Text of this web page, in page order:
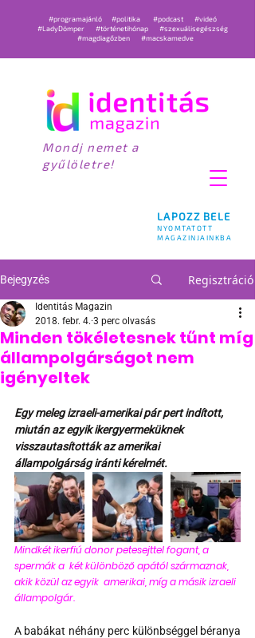
LAPOZZ BELE
NYOMTATOTT
MAGAZINJAINKBA
#programajánló #politika #podcast
#videó
#LadyDömper
#történetihónap
#szexuálisegészség
#magdiagőzben
#macskamedve
Mondj nemet a
gyűlöletre!
Bejegyzés Regisztráció
Minden tökéletesnek tűnt míg
állampolgárságot nem
igényeltek
Identitás Magazin
2018. febr. 4. 3 perc olvasás
Egy meleg izraeli-amerikai pár pert indított,
miután az egyik ikergyermeküknek
visszautasították az amerikai
állampolgárság iránti kérelmét.
Mindkét ikerfiú donor petesejttel fogant, a
spermák a  két különböző apától származnak,
akik közül az egyik  amerikai, míg a másik izraeli
állampolgár.
A babákat néhány perc különbséggel béranya